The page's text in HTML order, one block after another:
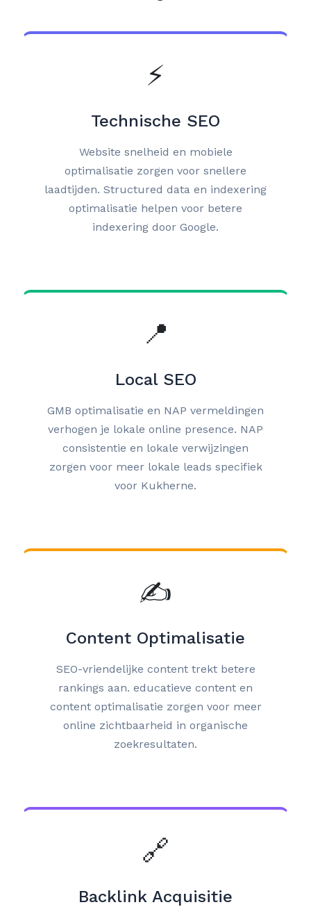
⚡
Technische SEO
Website snelheid en mobiele
optimalisatie zorgen voor snellere
laadtijden. Structured data en indexering
optimalisatie helpen voor betere
indexering door Google.
📍
Local SEO
GMB optimalisatie en NAP vermeldingen
verhogen je lokale online presence. NAP
consistentie en lokale verwijzingen
zorgen voor meer lokale leads specifiek
voor Kukherne.
✍️
Content Optimalisatie
SEO-vriendelijke content trekt betere
rankings aan. educatieve content en
content optimalisatie zorgen voor meer
online zichtbaarheid in organische
zoekresultaten.
🔗
Backlink Acquisitie